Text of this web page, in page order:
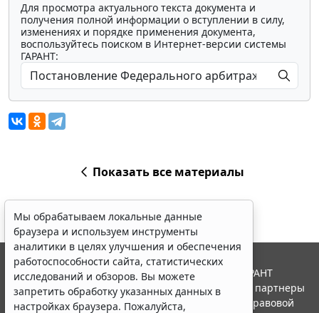
Для просмотра актуального текста документа и
получения полной информации о вступлении в силу,
изменениях и порядке применения документа,
воспользуйтесь поиском в Интернет-версии системы
ГАРАНТ:
Показать все материалы
Мы обрабатываем локальные данные
браузера и используем инструменты
аналитики в целях улучшения и обеспечения
работоспособности сайта, статистических
исследований и обзоров. Вы можете
запретить обработку указанных данных в
настройках браузера. Пожалуйста,
© ООО "НПП "ГАРАНТ-СЕРВИС", 2026. Система ГАРАНТ
выпускается с 1990 года. Компания "Гарант" и ее партнеры
являются участниками Российской ассоциации правовой